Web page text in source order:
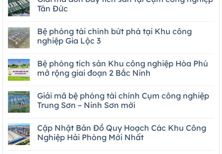
Tân Đức
Bệ phóng tài chính bứt phá tại Khu công
nghiệp Gia Lộc 3
Bệ phóng tích sản Khu công nghiệp Hòa Phú
mở rộng giai đoạn 2 Bắc Ninh
Giải mã bệ phóng tài chính Cụm công nghiệp
Trung Sơn – Ninh Sơn mới
Cập Nhật Bản Đồ Quy Hoạch Các Khu Công
Nghiệp Hải Phòng Mới Nhất